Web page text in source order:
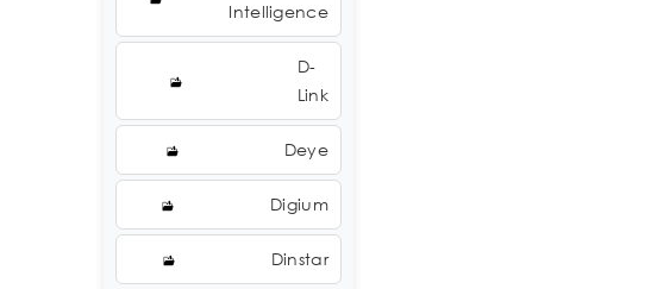
Intelligence
D-
Link
Deye
Digium
Dinstar